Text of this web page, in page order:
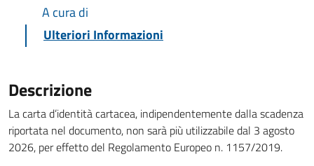
A cura di
Ulteriori Informazioni
Descrizione
La carta d’identità cartacea, indipendentemente dalla scadenza
riportata nel documento, non sarà più utilizzabile dal 3 agosto
2026, per effetto del Regolamento Europeo n. 1157/2019.